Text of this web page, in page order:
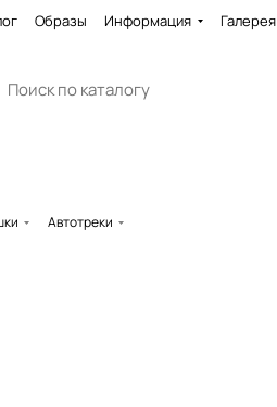
Образы Информация Галерея
Автотреки